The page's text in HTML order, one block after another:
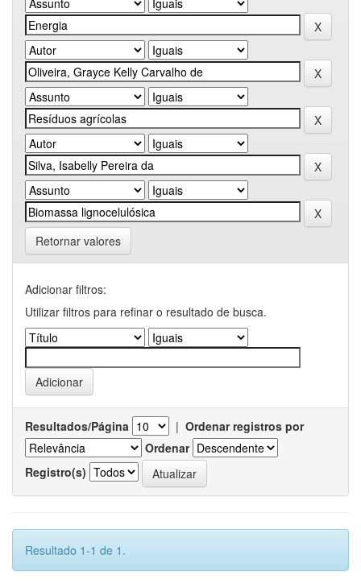
Retornar valores
Adicionar filtros:
Utilizar filtros para refinar o resultado de busca.
Resultados/Página | Ordenar registros por
Ordenar
Registro(s)
Resultado 1-1 de 1.